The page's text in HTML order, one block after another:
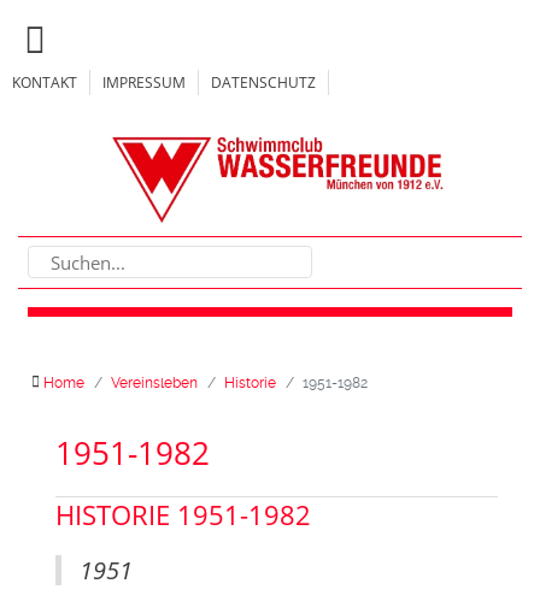
KONTAKT IMPRESSUM DATENSCHUTZ
Home Vereinsleben Historie 1951-1982
1951-1982
HISTORIE 1951-1982
1951